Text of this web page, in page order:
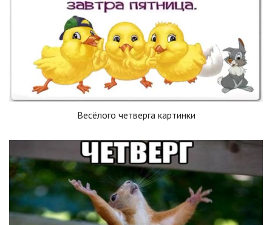
Весёлого четверга картинки